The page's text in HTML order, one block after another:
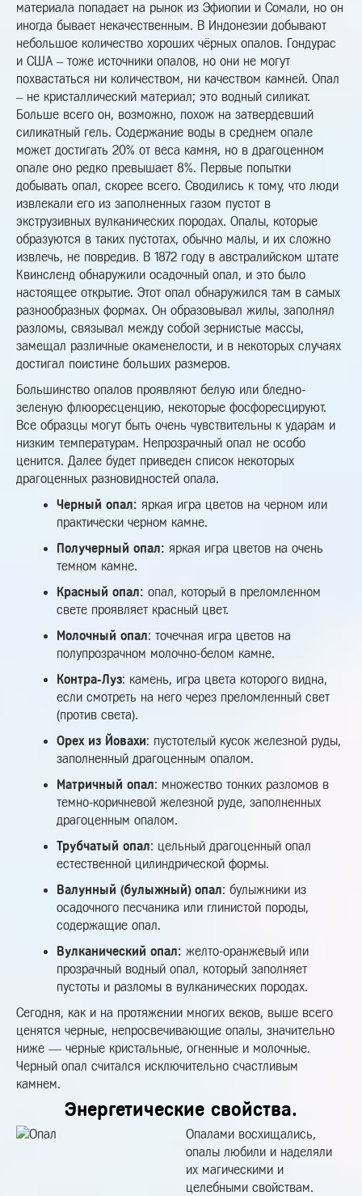
материала попадает на рынок из Эфиопии и Сомали, но он
иногда бывает некачественным. В Индонезии добывают
небольшое количество хороших чёрных опалов. Гондурас
и США – тоже источники опалов, но они не могут
похвастаться ни количеством, ни качеством камней. Опал
– не кристаллический материал; это водный силикат.
Больше всего он, возможно, похож на затвердевший
силикатный гель. Содержание воды в среднем опале
может достигать 20% от веса камня, но в драгоценном
опале оно редко превышает 8%. Первые попытки
добывать опал, скорее всего. Сводились к тому, что люди
извлекали его из заполненных газом пустот в
экструзивных вулканических породах. Опалы, которые
образуются в таких пустотах, обычно малы, и их сложно
извлечь, не повредив. В 1872 году в австралийском штате
Квинсленд обнаружили осадочный опал, и это было
настоящее открытие. Этот опал обнаружился там в самых
разнообразных формах. Он образовывал жилы, заполнял
разломы, связывал между собой зернистые массы,
замещал различные окаменелости, и в некоторых случаях
достигал поистине больших размеров.
Большинство опалов проявляют белую или бледно-
зеленую флюоресценцию, некоторые фосфоресцируют.
Все образцы могут быть очень чувствительны к ударам и
низким температурам. Непрозрачный опал не особо
ценится. Далее будет приведен список некоторых
драгоценных разновидностей опала.
Черный опал: яркая игра цветов на черном или
практически черном камне.
Получерный опал: яркая игра цветов на очень
темном камне.
Красный опал: опал, который в преломленном
свете проявляет красный цвет.
Молочный опал: точечная игра цветов на
полупрозрачном молочно-белом камне.
Контра-Луз: камень, игра цвета которого видна,
если смотреть на него через преломленный свет
(против света).
Орех из Йовахи: пустотелый кусок железной руды,
заполненный драгоценным опалом.
Матричный опал: множество тонких разломов в
темно-коричневой железной руде, заполненных
драгоценным опалом.
Трубчатый опал: цельный драгоценный опал
естественной цилиндрической формы.
Валунный (булыжный) опал: булыжники из
осадочного песчаника или глинистой породы,
содержащие опал.
Вулканический опал: желто-оранжевый или
прозрачный водный опал, который заполняет
пустоты и разломы в вулканических породах.
Сегодня, как и на протяжении многих веков, выше всего
ценятся черные, непросвечивающие опалы, значительно
ниже — черные кристальные, огненные и молочные.
Черный опал считался исключительно счастливым
камнем.
Энергетические свойства.
Опалами восхищались,
опалы любили и наделяли
их магическими и
целебными свойствам.